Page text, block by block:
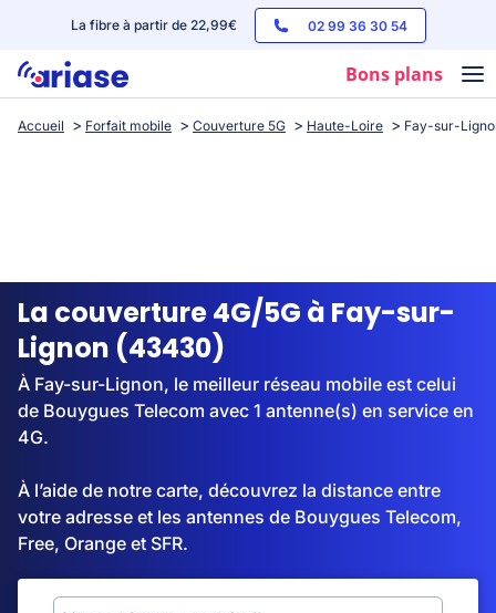
La fibre à partir de 22,99€ 02 99 36 30 54
Bons plans
Box internet
Streaming
Accueil Forfait mobile Couverture 5G Haute-Loire Fay-sur-
La couverture 4G/5G à Fay-sur-
Lignon (43430)
À Fay-sur-Lignon, le meilleur réseau mobile est celui
de Bouygues Telecom avec 1 antenne(s) en service en
4G.
À l’aide de notre carte, découvrez la distance entre
votre adresse et les antennes de Bouygues Telecom,
Free, Orange et SFR.